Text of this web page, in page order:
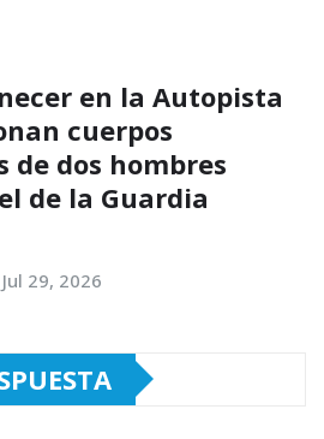
en la Autopista
cuerpos
de dos hombres
de la Guardia
Jul 29, 2026